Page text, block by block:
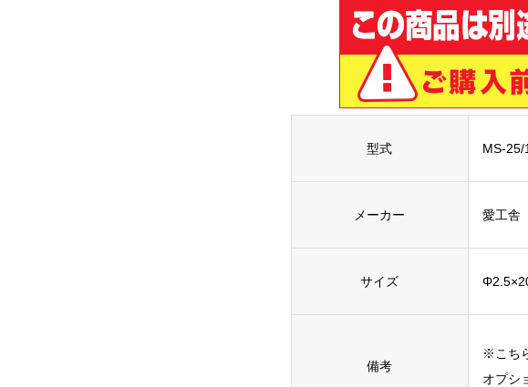
型式 MS-25/
メーカー 愛工舎
サイズ
備考
※こち
オプシ